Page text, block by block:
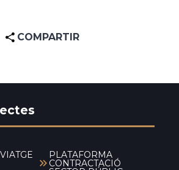
COMPARTIR
PLATAFORMA
CONTRACTACIÓ